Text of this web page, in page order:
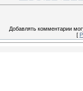
Добавлять комментарии
[